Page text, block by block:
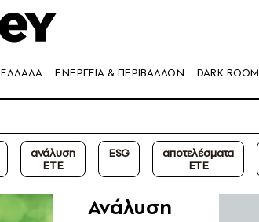
ΕΛΛΑΔΑ ΕΝΕΡΓΕΙΑ & ΠΕΡΙΒΑΛΛΟΝ DARK ROOM
ανάλυση
ΕΤΕ
ESG
αποτελέσματα
ΕΤΕ
Ανάλυση